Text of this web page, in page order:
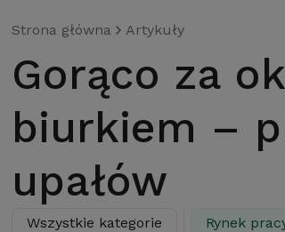
Strona główna Artykuły
Gorąco za oknem i za
biurkiem –
upałów
Wszystkie kategorie Rynek